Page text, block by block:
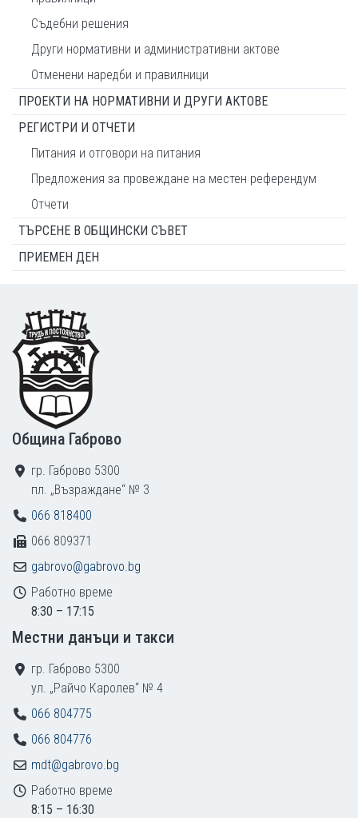
Съдебни решения
Други нормативни и административни актове
Отменени наредби и правилници
ПРОЕКТИ НА НОРМАТИВНИ И ДРУГИ АКТОВЕ
РЕГИСТРИ И ОТЧЕТИ
Питания и отговори на питания
Предложения за провеждане на местен референдум
Отчети
ТЪРСЕНЕ В ОБЩИНСКИ СЪВЕТ
ПРИЕМЕН ДЕН
Footer
Община Габрово
гр. Габрово 5300
пл. „Възраждане“ № 3
066 818400
066 809371
gabrovo@gabrovo.bg
Работно време
8:30 – 17:15
Местни данъци и такси
гр. Габрово 5300
ул. „Райчо Каролев“ № 4
066 804775
066 804776
mdt@gabrovo.bg
Работно време
8:15 – 16:30